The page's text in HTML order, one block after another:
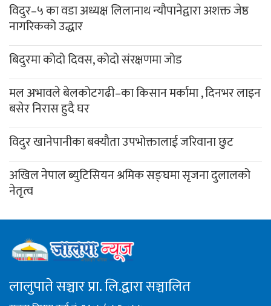
विदुर–५ का वडा अध्यक्ष लिलानाथ न्यौपानेद्वारा अशक्त जेष्ठ
नागरिकको उद्धार
बिदुरमा कोदो दिवस, कोदो संरक्षणमा जोड
मल अभावले बेलकोटगढी–का किसान मर्कामा , दिनभर लाइन
बसेर निरास हुदै घर
विदुर खानेपानीका बक्यौता उपभोक्तालाई जरिवाना छुट
अखिल नेपाल ब्युटिसियन श्रमिक सङ्घमा सृजना दुलालको
नेतृत्व
लालुपाते सञ्चार प्रा. लि.द्वारा सञ्चालित